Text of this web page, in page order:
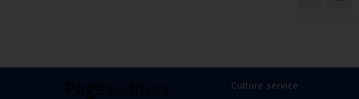
Culture service